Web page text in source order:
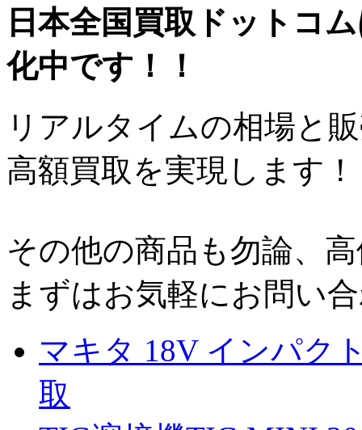
日本全国買取ドットコ
化中です！！
リアルタイムの相場と
高額買取を実現します！
その他の商品も勿論、
まずはお気軽にお問い
マキタ 18V インパク
取